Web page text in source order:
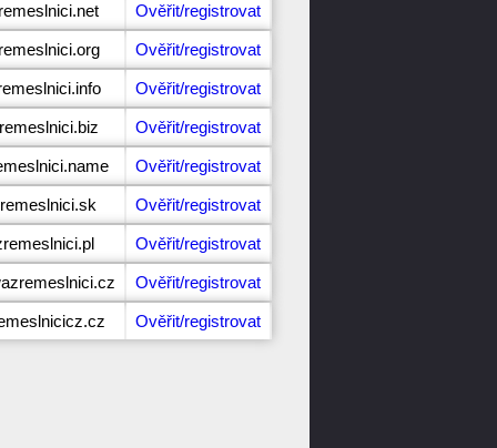
Ověřit/registrovat
Ověřit/registrovat
Ověřit/registrovat
Ověřit/registrovat
Ověřit/registrovat
Ověřit/registrovat
Ověřit/registrovat
Ověřit/registrovat
Ověřit/registrovat